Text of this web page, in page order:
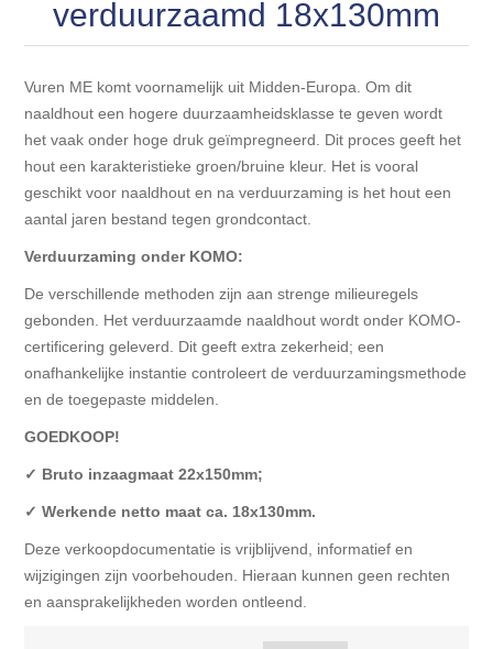
Gevelbekleding Fazawood
Gevel-en dakrand bekleding Novalit outdoor® made by
SK Stemid kunststoffen
massief click 'N screw gevelpanelen
Toebehoren voor gevelbekleding
Scheepsbodem vloeren o.a. laminaat &
houtlamelparket
fineerparket
Ondervloeren/toebehoren voor SPC vinyl vloeren
Plinten
Vloeren legservice door professionals
Luxe massief houten wandbekleding
Lijstwerk & Profielen en toebehoren
verduurzaamd 18x130mm
Vuren ME komt voornamelijk uit Midden-Europa. Om dit
naaldhout een hogere duurzaamheidsklasse te geven wordt
het vaak onder hoge druk geïmpregneerd. Dit proces geeft het
hout een karakteristieke groen/bruine kleur. Het is vooral
geschikt voor naaldhout en na verduurzaming is het hout een
aantal jaren bestand tegen grondcontact.
Verduurzaming onder KOMO:
De verschillende methoden zijn aan strenge milieuregels
gebonden. Het verduurzaamde naaldhout wordt onder KOMO-
certificering geleverd. Dit geeft extra zekerheid; een
onafhankelijke instantie controleert de verduurzamingsmethode
en de toegepaste middelen.
GOEDKOOP!
✓ Bruto inzaagmaat 22x150mm;
✓ Werkende netto maat ca. 18x130mm.
Deze verkoopdocumentatie is vrijblijvend, informatief en
wijzigingen zijn voorbehouden. Hieraan kunnen geen rechten
en aansprakelijkheden worden ontleend.